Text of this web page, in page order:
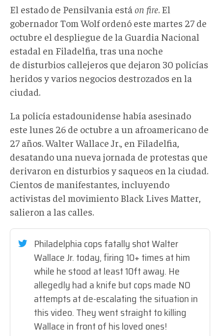
El estado de Pensilvania está on fire. El
gobernador Tom Wolf ordenó este martes 27 de
octubre el despliegue de la Guardia Nacional
estadal en Filadelfia, tras una noche
de disturbios callejeros que dejaron 30 policías
heridos y varios negocios destrozados en la
ciudad.
La policía estadounidense había asesinado
este lunes 26 de octubre a un afroamericano de
27 años. Walter Wallace Jr., en Filadelfia,
desatando una nueva jornada de protestas que
derivaron en disturbios y saqueos en la ciudad.
Cientos de manifestantes, incluyendo
activistas del movimiento Black Lives Matter,
salieron a las calles.
Philadelphia cops fatally shot Walter
Wallace Jr. today, firing 10+ times at him
while he stood at least 10ft away. He
allegedly had a knife but cops made NO
attempts at de-escalating the situation in
this video. They went straight to killing
Wallace in front of his loved ones!